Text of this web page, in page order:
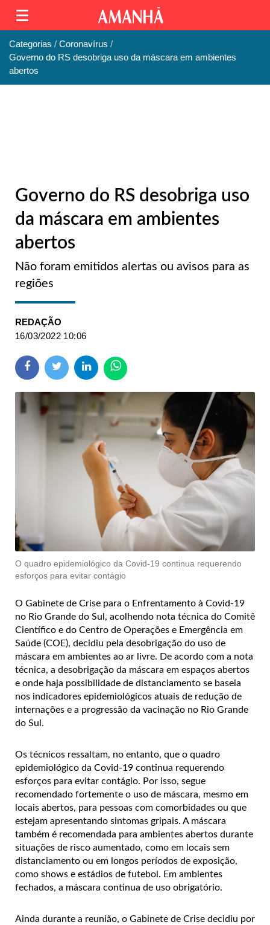
Categorias
Coronavírus
Governo do RS desobriga uso da máscara em ambientes
abertos
Governo do RS desobriga uso
da máscara em ambientes
abertos
Não foram emitidos alertas ou avisos para as
regiões
REDAÇÃO
16/03/2022 10:06
O quadro epidemiológico da Covid-19 continua requerendo
esforços para evitar contágio
O Gabinete de Crise para o Enfrentamento à Covid-19
no Rio Grande do Sul, acolhendo nota técnica do Comitê
Científico e do Centro de Operações e Emergência em
Saúde (COE), decidiu pela desobrigação do uso de
máscara em ambientes ao ar livre. De acordo com a nota
técnica, a desobrigação da máscara em espaços abertos
e onde haja possibilidade de distanciamento se baseia
nos indicadores epidemiológicos atuais de redução de
internações e a progressão da vacinação no Rio Grande
do Sul.
Os técnicos ressaltam, no entanto, que o quadro
epidemiológico da Covid-19 continua requerendo
esforços para evitar contágio. Por isso, segue
recomendado fortemente o uso de máscara, mesmo em
locais abertos, para pessoas com comorbidades ou que
estejam apresentando sintomas gripais. A máscara
também é recomendada para ambientes abertos durante
situações de risco aumentado, como em locais sem
distanciamento ou em longos períodos de exposição,
como shows e estádios de futebol. Em ambientes
fechados, a máscara continua de uso obrigatório.
Ainda durante a reunião, o Gabinete de Crise decidiu por